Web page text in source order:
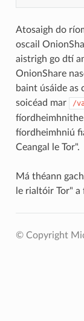
Atosaigh do
oscail
aistrigh go dtí
OnionShare
baint úsáide as
soicéad mar
/
fíordheimhniú
Ceangal le Tor".
Má théann
le rialtóir Tor" a
© Copyright